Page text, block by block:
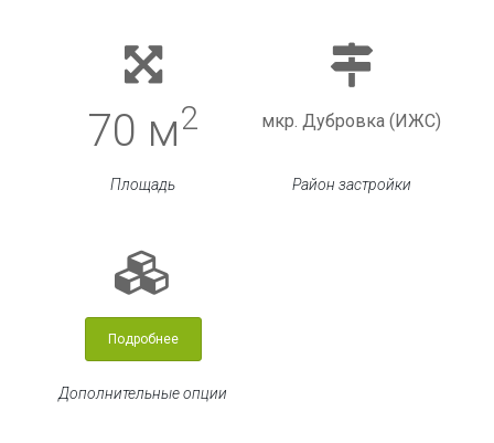
70 м2
Площадь
мкр. Дубровка (ИЖС)
Район застройки
Подробнее
Дополнительные опции